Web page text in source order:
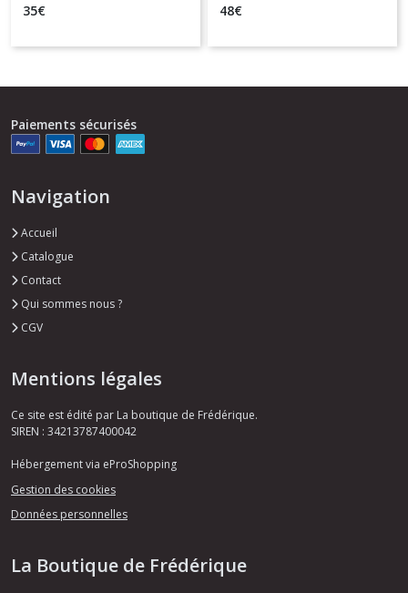
35€ 48€
Paiements sécurisés
Navigation
Accueil
Catalogue
Contact
Qui sommes nous ?
CGV
Mentions légales
Ce site est édité par La boutique de Frédérique.
SIREN : 34213787400042
Hébergement via eProShopping
Gestion des cookies
Données personnelles
La Boutique de Frédérique